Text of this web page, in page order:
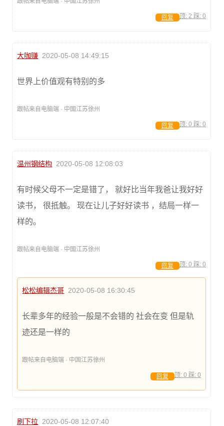
顶: 2 踩: 0
回复
大咖赚 2020-05-08 14:49:15
世界上价值观有特别的多
跟帖来自电脑端 · 中国江苏徐州
顶: 0 踩: 0
回复
温州钢结构 2020-05-08 12:08:03
有时候父母不一定是错了， 就好比当年我爸让我好好
读书， 很抵触。 现在让儿子好好读书 ，结局一样一
样的。
跟帖来自电脑端 · 中国江苏徐州
顶: 0 踩: 0
回复
松松编辑杰哥 2020-05-08 16:30:45
长辈多年的经验一般是不会错的 社会在变 但是轨
迹还是一样的
跟帖来自电脑端 · 中国江苏徐州
顶: 0 踩: 0
回复
刷下拉 2020-05-08 12:07:40